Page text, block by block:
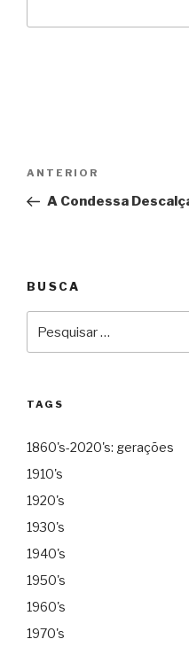
Post
Anterior
ANTERIOR
A Condessa
BUSCA
TAGS
1860's-2020's: gerações
1910's
1920's
1930's
1940's
1950's
1960's
1970's